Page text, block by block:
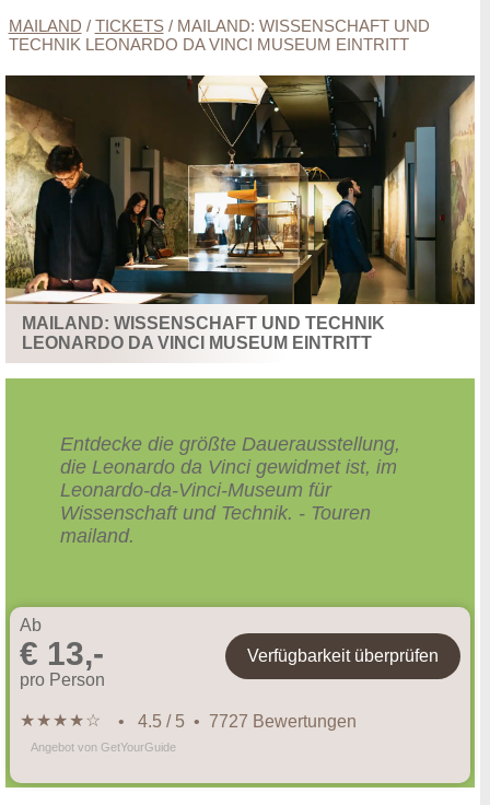
MAILAND / TICKETS/ MAILAND: WISSENSCHAFT UND
TECHNIK LEONARDO DA VINCI MUSEUM EINTRITT
MAILAND: WISSENSCHAFT UND TECHNIK
LEONARDO DA VINCI MUSEUM EINTRITT
Entdecke die größte Dauerausstellung,
die Leonardo da Vinci gewidmet ist, im
Leonardo-da-Vinci-Museum für
Wissenschaft und Technik. - Touren
mailand.
Ab
€ 13,-
pro Person
Verfügbarkeit überprüfen
★★★★☆ • 4.5 / 5 • 7727 Bewertungen
Angebot von GetYourGuide